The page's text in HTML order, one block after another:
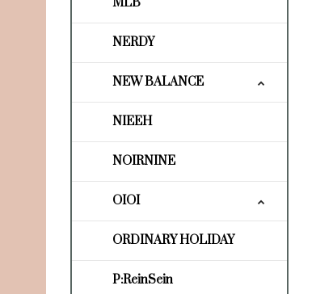
NERDY
NEW BALANCE
NIEEH
NOIRNINE
OIOI
ORDINARY HOLIDAY
P:ReinSein